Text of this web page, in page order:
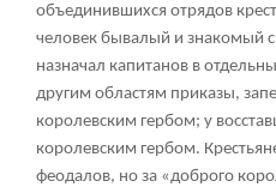
объединившихся отрядов
человек бывалый и знакомый
назначал капитанов в
другим областям приказы,
королевским гербом; у
королевским гербом.
феодалов, но за «доброго